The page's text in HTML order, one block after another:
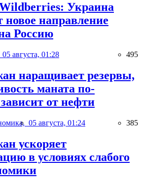
Украина
новое направление
Россию
05 августа, 01:28 495
наращивает резервы,
маната по-
от нефти
05 августа, 01:24 385
ускоряет
в условиях слабого